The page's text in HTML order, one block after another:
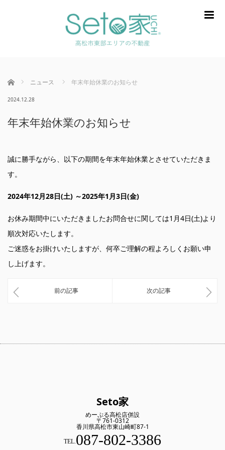
ホーム ニュース 年末年始休業のお知らせ
2024.12.28
年末年始休業のお知らせ
誠に勝手ながら、以下の期間を年末年始休業とさせていただきま
す。
2024年12月28日(土) ～2025年1月3日(金)
お休み期間中にいただきましたお問合せに関しては1月4日(土)より
順次対応いたします。
ご迷惑をお掛けいたしますが、何卒ご理解の程よろしくお願い申
し上げます。
前の記事 次の記事
Seto家
めーぷる高松店併設
〒761-0312
香川県高松市東山崎町87-1
TEL.087-802-3386